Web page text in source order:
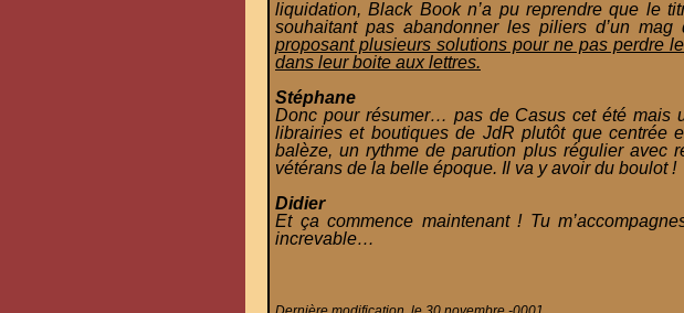
liquidation, Black Book n’a pu reprendre que le
souhaitant pas abandonner les piliers d’un
proposant plusieurs solutions pour ne pas perdre
dans leur boite aux lettres.
Stéphane
Donc pour résumer… pas de Casus cet été mais
librairies et boutiques de JdR plutôt que centrée
balèze, un rythme de parution plus régulier avec
vétérans de la belle époque. Il va y avoir du boulot !
Didier
Et ça commence maintenant ! Tu
increvable…